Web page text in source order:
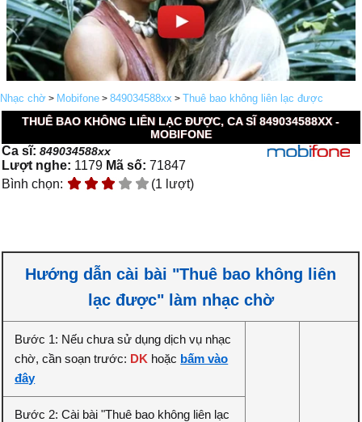
Nhạc chờ > Mobifone > 849034588xx > Thuê bao không liên lạc được
THUÊ BAO KHÔNG LIÊN LẠC ĐƯỢC, CA SĨ 849034588XX -
MOBIFONE
Ca sĩ:849034588xx
Lượt nghe: 1179 Mã số: 71847
Bình chọn:
(1 lượt)
Hướng dẫn cài bài "Thuê bao không liên
lạc được" làm nhạc chờ
Bước 1: Nếu chưa sử dụng dịch vụ nhạc
chờ, cần soạn trước: DK hoặc bấm vào
đây
Bước 2: Cài bài "Thuê bao không liên lạc